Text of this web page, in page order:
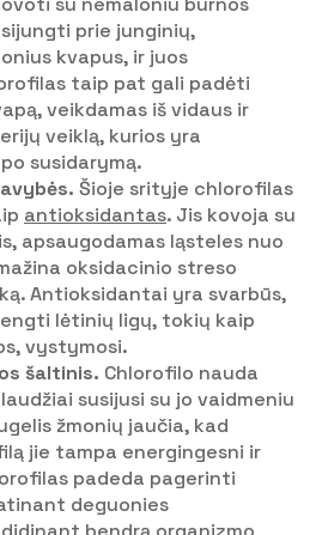
prie junginių,
kvapus, ir juos
taip pat gali padėti
veikdamas iš vidaus ir
veiklą, kurios yra
susidarymą.
Šioje srityje chlorofilas
antioksidantas. Jis kovoja su
apsaugodamas ląsteles nuo
oksidacinio streso
Antioksidantai yra svarbūs,
lėtinių ligų, tokių kaip
vystymosi.
šaltinis. Chlorofilo nauda
susijusi su jo vaidmeniu
žmonių jaučia, kad
jie tampa energingesni ir
padeda pagerinti
deguonies